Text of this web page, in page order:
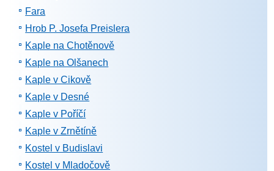
Fara
Hrob P. Josefa Preislera
Kaple na Chotěnově
Kaple na Olšanech
Kaple v Cikově
Kaple v Desné
Kaple v Poříčí
Kaple v Zrnětíně
Kostel v Budislavi
Kostel v Mladočově